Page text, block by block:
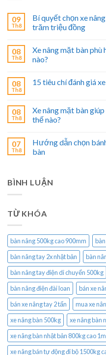
09
Th8
Bí quyết chọn xe
trăm triệu đồng
08
Th8
Xe nâng mặt bàn
nào?
08
Th8
15 tiêu chí đánh giá
08
Th8
Xe nâng mặt bàn
thế nào?
07
Th8
Hướng dẫn chọn
bàn
BÌNH LUẬN
TỪ KHÓA
bàn nâng 500kg cao 900mm
bàn nâng tay 2x nhật bản
bàn
bàn nâng tay điện di chuyển 500kg
bàn nâng điện đài loan
bán xe
bán xe nâng tay 2 tấn
mua xe
xe nâng bàn 500kg
xe nâng bàn
xe nâng bàn nhật bản 800kg cao
xe nâng bán tự động đi bộ 1500kg